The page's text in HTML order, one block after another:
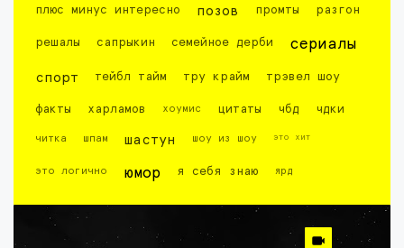
плюс минус интересно позов промты разгон
решалы сапрыкин семейное дерби сериалы
спорт тейбл тайм тру крайм трэвел шоу
факты харламов хоумис цитаты чбд чдки
читка шпам шастун шоу из шоу это хит
это логично юмор я себя знаю ярд